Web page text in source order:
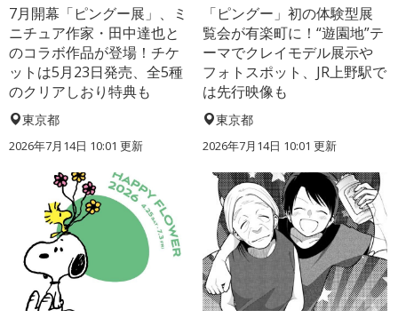
7月開幕「ピングー展」、ミ
ニチュア作家・田中達也と
のコラボ作品が登場！チケ
ットは5月23日発売、全5種
のクリアしおり特典も
東京都
2026年7月14日 10:01 更新
「ピングー」初の体験型展
覧会が有楽町に！“遊園地”テ
ーマでクレイモデル展示や
フォトスポット、JR上野駅で
は先行映像も
東京都
2026年7月14日 10:01 更新